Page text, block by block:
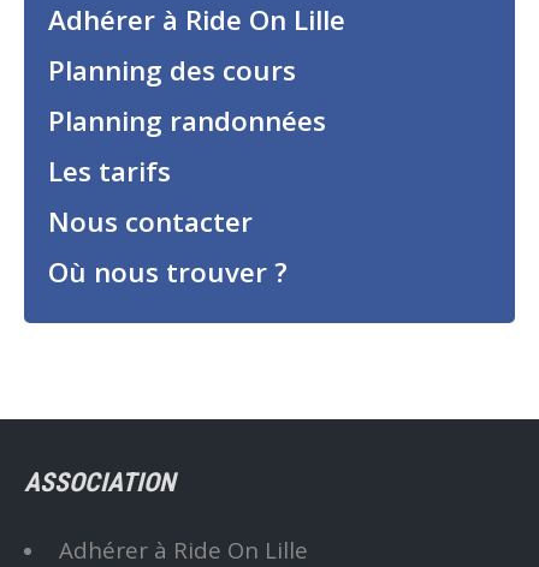
Adhérer à Ride On Lille
Planning des cours
Planning randonnées
Les tarifs
Nous contacter
Où nous trouver ?
ASSOCIATION
Adhérer à Ride On Lille